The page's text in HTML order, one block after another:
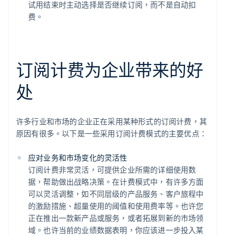
试用结束时主动选择是否继续订阅，而不是自动扣
费。
订阅计费为企业带来的好
处
许多行业和市场的企业正在采用某种形式的订阅计费，其
原因有很多。以下是一些采用订阅计费模式的主要优点：
应对业务和市场变化的灵活性
订阅计费非常灵活，可提供企业所需的详细使用数
据，帮助做出战略决策。在计费模式中，有许多方面
可以灵活调整，如不同层级的产品服务、客户旅程中
的激励措施、超量使用的阈值和使用费率等。也许您
正在推出一款新产品或服务，或者拓展到新的市场领
域。也许当前的业绩数据表明，你应该进一步投入某